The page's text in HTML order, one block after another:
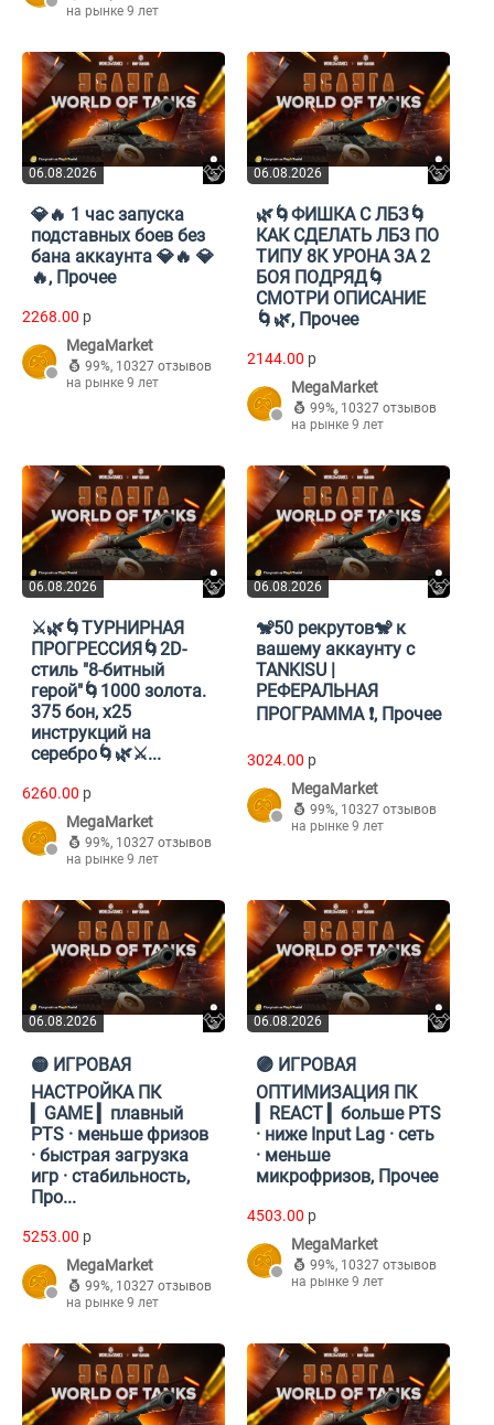
на рынке 9 лет
06.08.2026
💎🔥 1 час запуска
подставных боев без
бана аккаунта 💎🔥 💎
🔥, Прочее
2268.00 p
MegaMarket
99%, 10327 отзывов
на рынке 9 лет
06.08.2026
🌿🌀ФИШКА С ЛБЗ🌀
КАК СДЕЛАТЬ ЛБЗ ПО
ТИПУ 8К УРОНА ЗА 2
БОЯ ПОДРЯД🌀
СМОТРИ ОПИСАНИЕ
🌀🌿, Прочее
2144.00 p
MegaMarket
99%, 10327 отзывов
на рынке 9 лет
06.08.2026
⚔🌿🌀ТУРНИРНАЯ
ПРОГРЕССИЯ🌀2D-
стиль "8-битный
герой"🌀1000 золота.
375 бон, х25
инструкций на
серебро🌀🌿⚔...
6260.00 p
MegaMarket
99%, 10327 отзывов
на рынке 9 лет
06.08.2026
🐒50 рекрутов🐒 к
вашему аккаунту с
TANKISU |
РЕФЕРАЛЬНАЯ
ПРОГРАММА ❗, Прочее
3024.00 p
MegaMarket
99%, 10327 отзывов
на рынке 9 лет
06.08.2026
🟡 ИГРОВАЯ
НАСТРОЙКА ПК
▎GAME ▎плавный
PTS · меньше фризов
· быстрая загрузка
игр · стабильность,
Про...
5253.00 p
MegaMarket
99%, 10327 отзывов
на рынке 9 лет
06.08.2026
🟣 ИГРОВАЯ
ОПТИМИЗАЦИЯ ПК
▎REACT ▎больше PTS
· ниже Input Lag · сеть
· меньше
микрофризов, Прочее
4503.00 p
MegaMarket
99%, 10327 отзывов
на рынке 9 лет